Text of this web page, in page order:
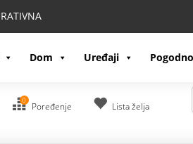
Dom Uređaji
0
Poređenje Lista želja